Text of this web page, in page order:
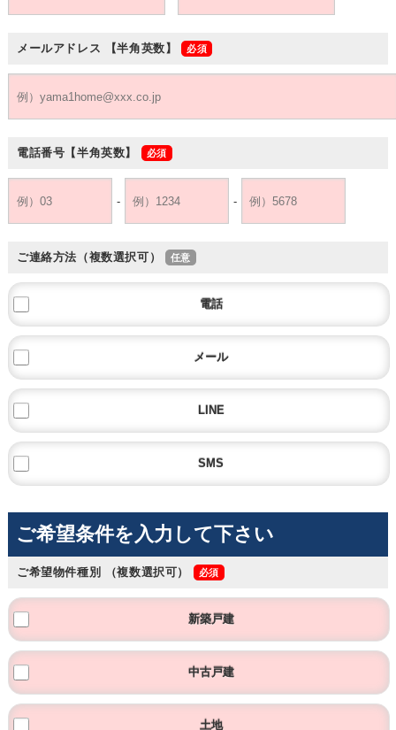
メールアドレス 【半角英数】
電話番号 【半角英数】
- -
ご連絡方法（複数選択可）
電話
メール
LINE
SMS
ご希望条件を入力して下さい
ご希望物件種別 （複数選択可）
新築戸建
中古戸建
土地